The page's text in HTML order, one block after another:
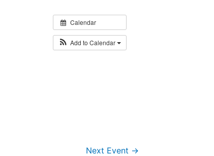
Calendar
Add to Calendar
Next Event →